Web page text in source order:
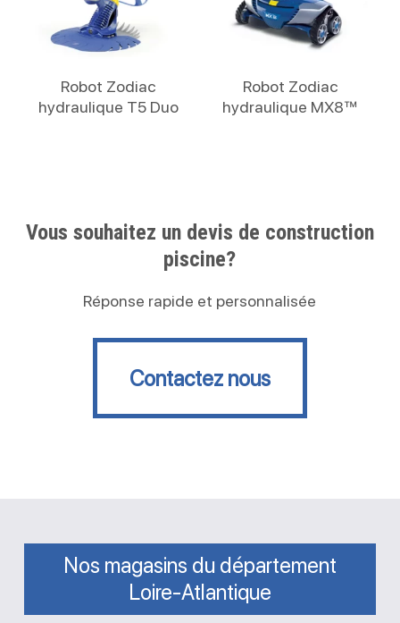
Robot Zodiac
hydraulique T5 Duo
Robot Zodiac
hydraulique MX8™
Vous souhaitez un devis de construction
piscine?
Réponse rapide et personnalisée
Contactez nous
Contactez nous
Nos magasins du département
Loire-Atlantique